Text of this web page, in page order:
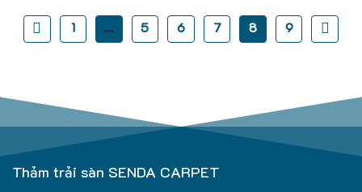
1 … 5 6 7 8 9
Thảm trải sàn SENDA CARPET